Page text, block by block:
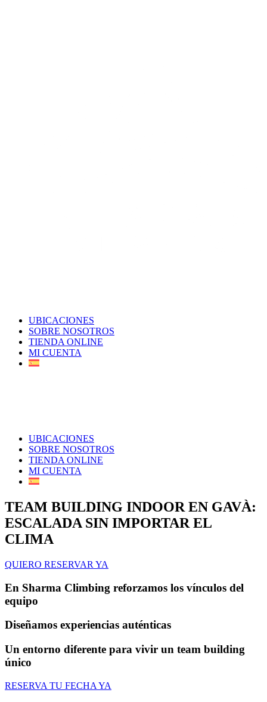
UBICACIONES
SOBRE NOSOTROS
TIENDA ONLINE
MI CUENTA
UBICACIONES
SOBRE NOSOTROS
TIENDA ONLINE
MI CUENTA
TEAM BUILDING INDOOR EN GAVÀ:
ESCALADA SIN IMPORTAR EL
CLIMA
QUIERO RESERVAR YA
En Sharma Climbing reforzamos los vínculos del
equipo
Diseñamos experiencias auténticas
Un entorno diferente para vivir un team building
único
RESERVA TU FECHA YA